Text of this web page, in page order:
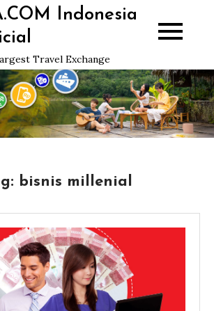
Indonesia
Travel Exchange
bisnis millenial